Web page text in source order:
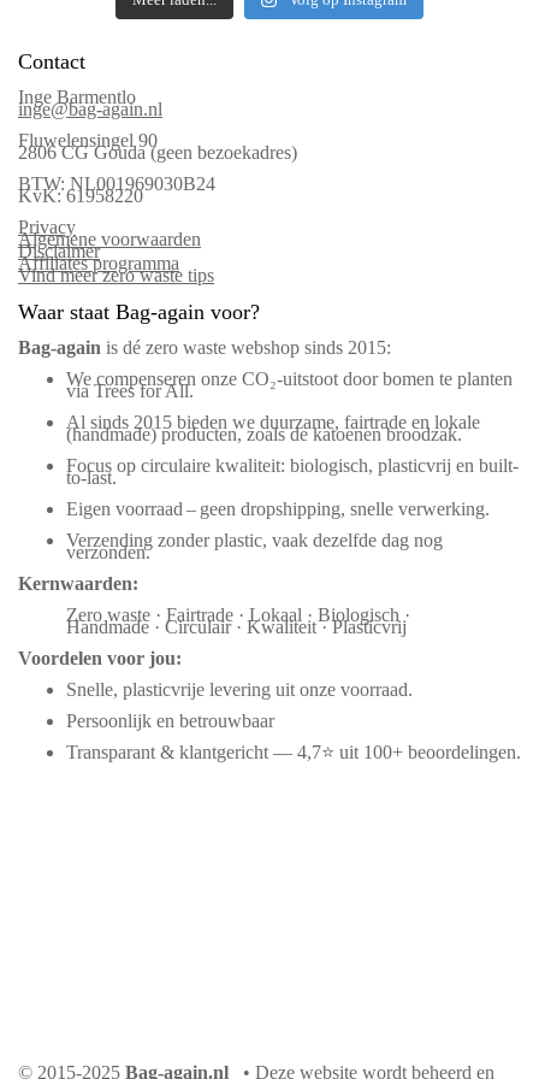
Contact
Inge Barmentlo
inge@bag-again.nl
Fluwelensingel 90
2806 CG Gouda (geen bezoekadres)
BTW: NL001969030B24
KvK: 61958220
Privacy
Algemene voorwaarden
Disclaimer
Affiliates programma
Vind meer zero waste tips
Waar staat Bag-again voor?
Bag‑again is dé zero waste webshop sinds 2015:
We compenseren onze CO₂-uitstoot door bomen te planten
via Trees for All.
Al sinds 2015 bieden we duurzame, fairtrade en lokale
(handmade) producten, zoals de katoenen broodzak.
Focus op circulaire kwaliteit: biologisch, plasticvrij en built-
to-last.
Eigen voorraad – geen dropshipping, snelle verwerking.
Verzending zonder plastic, vaak dezelfde dag nog
verzonden.
Kernwaarden:
Zero waste · Fairtrade · Lokaal · Biologisch ·
Handmade · Circulair · Kwaliteit · Plasticvrij
Voordelen voor jou:
Snelle, plasticvrije levering uit onze voorraad.
Persoonlijk en betrouwbaar
Transparant & klantgericht — 4,7⭐ uit 100+ beoordelingen.
© 2015-2025 Bag-again.nl • Deze website wordt beheerd en